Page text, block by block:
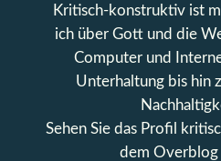
Kritisch-konstruktiv ist
ich über Gott und die
Computer und
Unterhaltung bis hin
Sehen Sie das Profil
dem Overblog